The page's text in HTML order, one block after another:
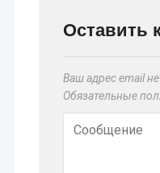
Оставить
Ваш адрес email
Обязательные